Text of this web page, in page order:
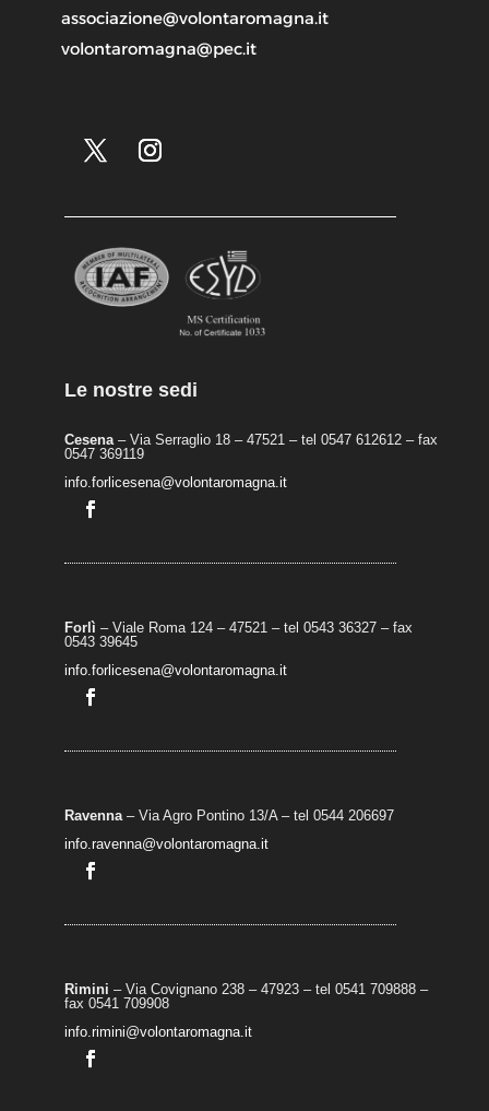
associazione@volontaromagna.it
volontaromagna@pec.it
Le nostre sedi
Cesena– Via Serraglio 18 – 47521 – tel 0547 612612 – fax
0547 369119
info.forlicesena@volontaromagna.it
Forlì – Viale Roma 124 – 47521 – tel 0543 36327 – fax
0543 39645
info.forlicesena@volontaromagna.it
Ravenna– Via Agro Pontino 13/A– tel 0544 206697
info.ravenna@volontaromagna.it
Rimini – Via Covignano 238 – 47923 – tel 0541 709888 –
fax 0541 709908
info.rimini@volontaromagna.it